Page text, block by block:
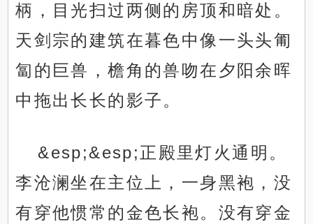
柄，目光扫过两侧的房顶和暗处。
天剑宗的建筑在暮色中像一头头匍
匐的巨兽，檐角的兽吻在夕阳余晖
中拖出长长的影子。
&esp;&esp;正殿里灯火通明。
李沧澜坐在主位上，一身黑袍，没
有穿他惯常的金色长袍。没有穿金